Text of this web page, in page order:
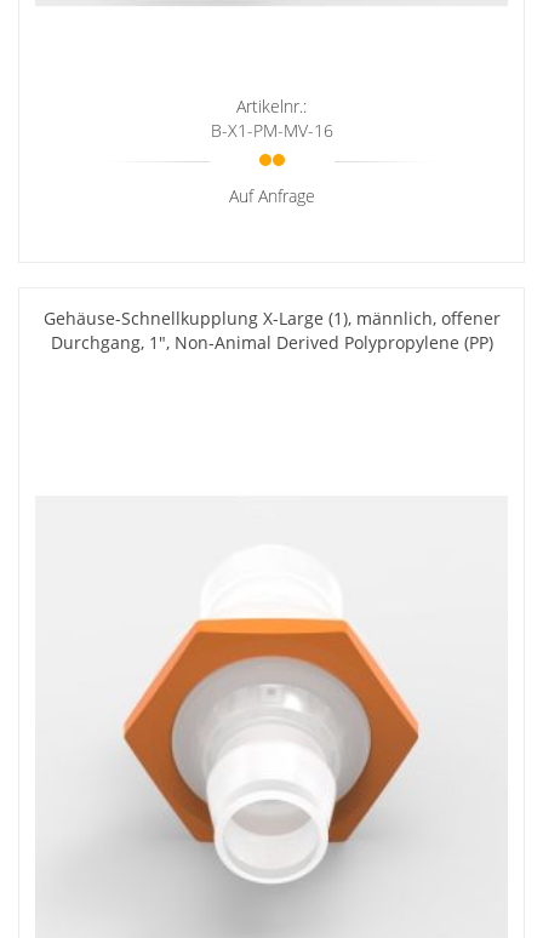
Artikelnr.:
B-X1-PM-MV-16
Auf Anfrage
Gehäuse-Schnellkupplung X-Large (1), männlich, offener
Durchgang, 1", Non-Animal Derived Polypropylene (PP)